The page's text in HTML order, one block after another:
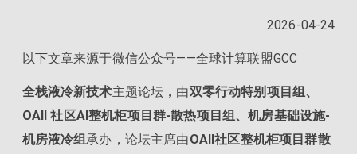
2026-04-24
以下文章来源于微信公众号——全球计算联盟GCC
全栈液冷新技术主题论坛，由双零行动特别项目组、
OAII 社区AI整机柜项目群-散热项目组、机房基础设施-
机房液冷组承办，论坛主席由OAII社区整机柜项目群散